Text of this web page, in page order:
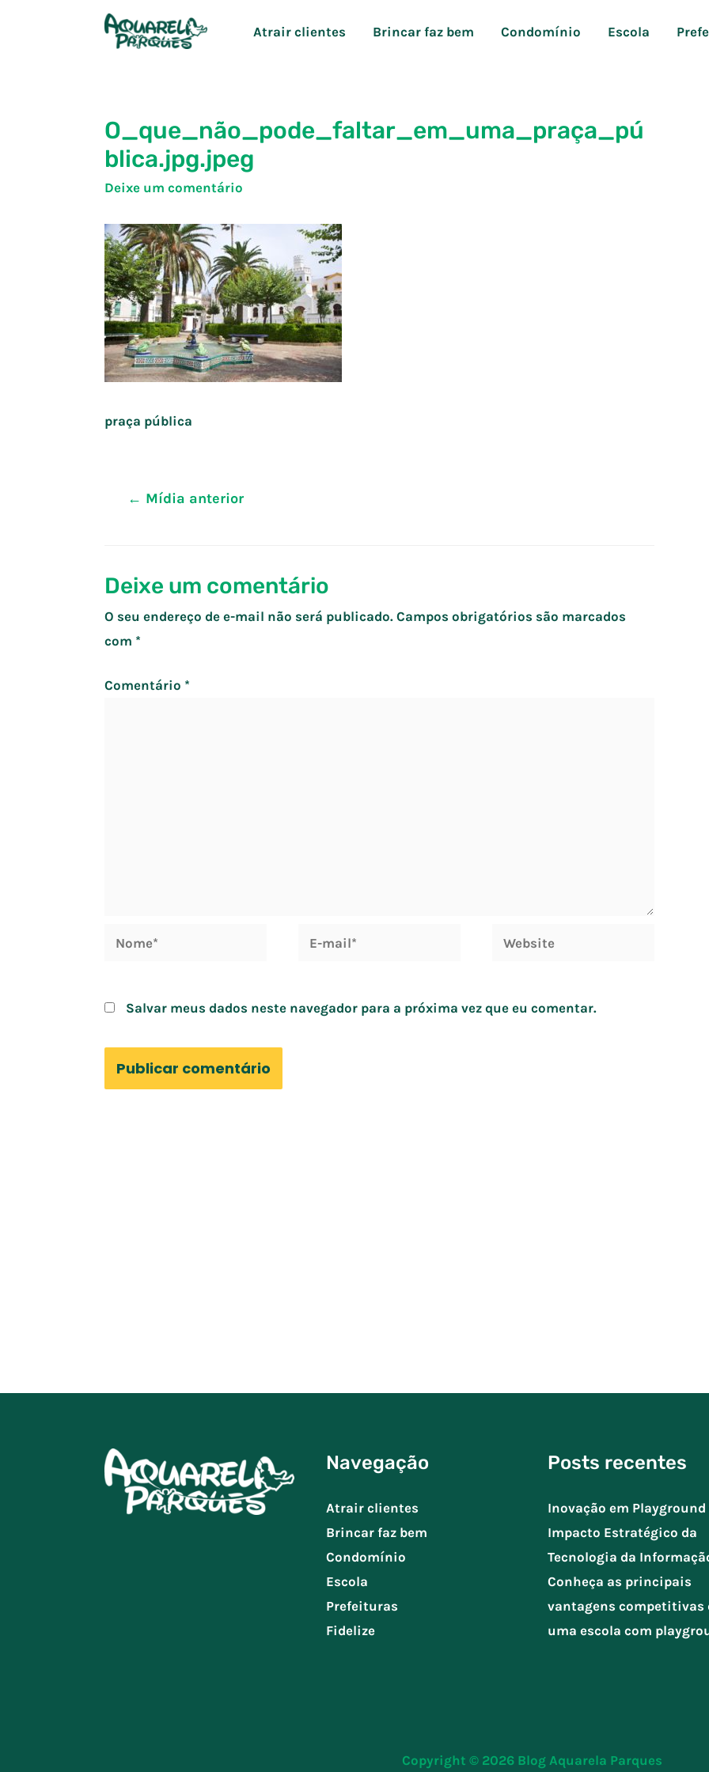
Atrair clientes Brincar faz bem Condomínio Escola
O_que_não_pode_faltar_em_uma_praça_pú
blica.jpg.jpeg
Deixe um comentário
praça pública
Navegação
← Mídia anterior
Deixe um comentário
O seu endereço de e-mail não será publicado. Campos obrigatórios são marcados
com *
Comentário *
Website
Salvar meus dados neste navegador para a próxima vez que eu comentar.
Navegação
Atrair clientes
Brincar faz bem
Condomínio
Escola
Prefeituras
Fidelize
Posts recentes
Inovação em Playground
Impacto Estratégico da
Tecnologia da
Conheça as principais
vantagens competitivas
uma escola com
Copyright © 2026 Blog Aquarela Parques